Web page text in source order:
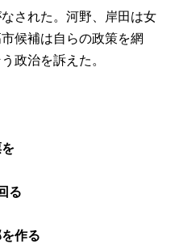
なされた。河野、岸田は女
候補は自らの政策を網
政治を訴えた。
る
作る